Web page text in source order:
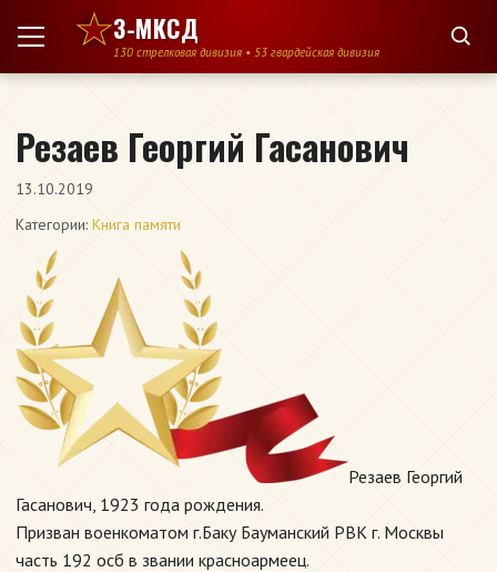
Перейти к содержимому
3-МКСД
130 стрелковая дивизия • 53 гвардейская дивизия
Резаев Георгий Гасанович
13.10.2019
Категории: Книга памяти
Резаев Георгий
Гасанович, 1923 года рождения.
Призван военкоматом г.Баку Бауманский РВК г. Москвы
часть 192 осб в звании красноармеец.